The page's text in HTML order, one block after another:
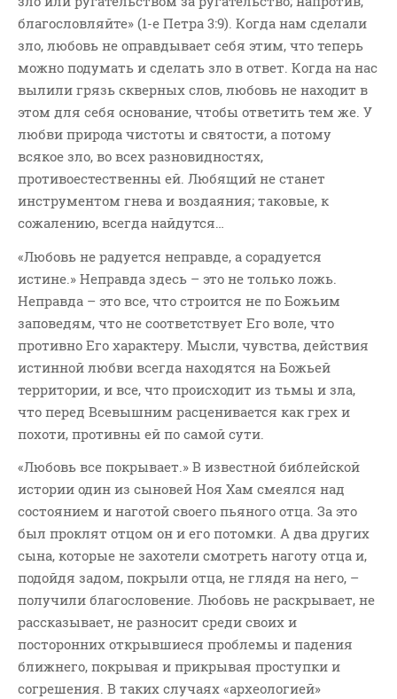
благословляйте» (1-е Петра 3:9). Когда нам сделали
зло, любовь не оправдывает себя этим, что теперь
можно подумать и сделать зло в ответ. Когда на нас
вылили грязь скверных слов, любовь не находит в
этом для себя основание, чтобы ответить тем же. У
любви природа чистоты и святости, а потому
всякое зло, во всех разновидностях,
противоестественны ей. Любящий не станет
инструментом гнева и воздаяния; таковые, к
сожалению, всегда найдутся…
«Любовь не радуется неправде, а сорадуется
истине.» Неправда здесь – это не только ложь.
Неправда – это все, что строится не по Божьим
заповедям, что не соответствует Его воле, что
противно Его характеру. Мысли, чувства, действия
истинной любви всегда находятся на Божьей
территории, и все, что происходит из тьмы и зла,
что перед Всевышним расценивается как грех и
похоти, противны ей по самой сути.
«Любовь все покрывает.» В известной библейской
истории один из сыновей Ноя Хам смеялся над
состоянием и наготой своего пьяного отца. За это
был проклят отцом он и его потомки. А два других
сына, которые не захотели смотреть наготу отца и,
подойдя задом, покрыли отца, не глядя на него, –
получили благословение. Любовь не раскрывает, не
рассказывает, не разносит среди своих и
посторонних открывшиеся проблемы и падения
ближнего, покрывая и прикрывая проступки и
согрешения. В таких случаях «археологией»